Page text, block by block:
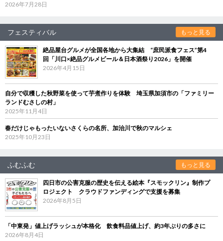
2026年7月28日
フェスティバル もっと見る
絶品屋台グルメが全国各地から大集結 “庶民派食フェス”第4
回「川口×絶品グルメビール＆日本酒祭り2026」を開催
2026年4月15日
自分で収穫した秋野菜を使って芋煮作りを体験 埼玉県加須市の「ファミリー
ランドむさしの村」
2025年11月4日
春だけじゃもったいないさくらの名所、加治川で秋のマルシェ
2025年10月23日
ふむふむ もっと見る
四日市の公害克服の歴史を伝える絵本『スモックリン』制作プ
ロジェクト クラウドファンディングで支援を募集
2026年8月5日
「中東発」値上げラッシュが本格化 飲食料品値上げ、約3年ぶりの多さに
2026年8月4日